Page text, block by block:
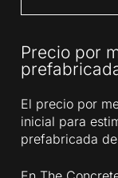
Precio por
El precio por
inicial para
prefabricada